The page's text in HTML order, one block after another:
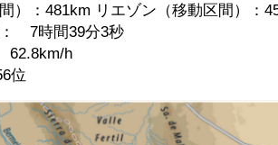
）：481km リエゾン（移動区間）：
7時間39分3秒
h
位